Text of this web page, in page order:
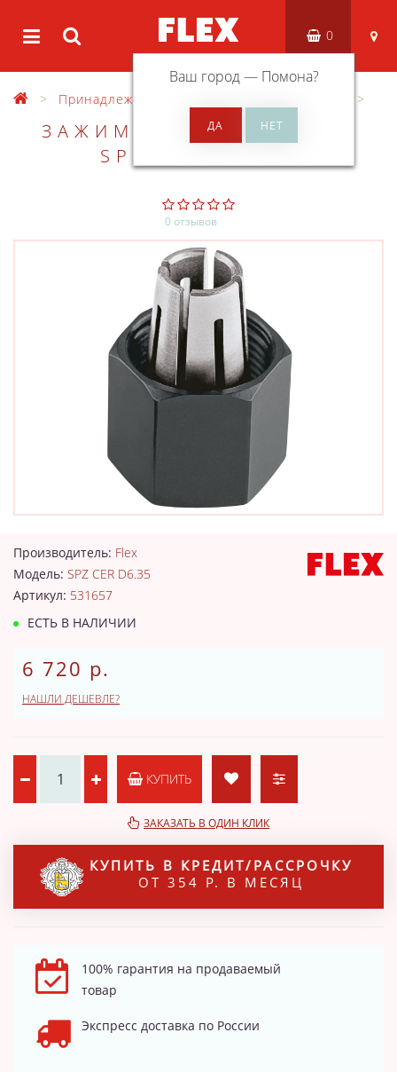
Ваш город — Помона?
0
Принадлежности
ЗАЖИМНАЯ ЦАНГА FLEX
SPZ CER D6.35
0 отзывов
Производитель: Flex
Модель: SPZ CER D6.35
Артикул: 531657
ЕСТЬ В НАЛИЧИИ
6 720 р.
НАШЛИ ДЕШЕВЛЕ?
КУПИТЬ
ЗАКАЗАТЬ В ОДИН КЛИК
КУПИТЬ В КРЕДИТ/РАССРОЧКУ
ОТ 354 Р. В МЕСЯЦ
100% гарантия на продаваемый
товар
Экспресс доставка по России